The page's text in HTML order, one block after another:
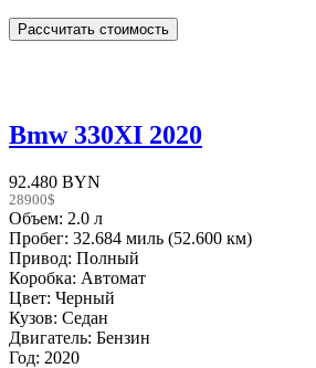
Bmw 330XI 2020
92.480 BYN
28900$
Объем: 2.0 л
Пробег: 32.684 миль (52.600 км)
Привод: Полный
Коробка: Автомат
Цвет: Черный
Кузов: Седан
Двигатель: Бензин
Год: 2020